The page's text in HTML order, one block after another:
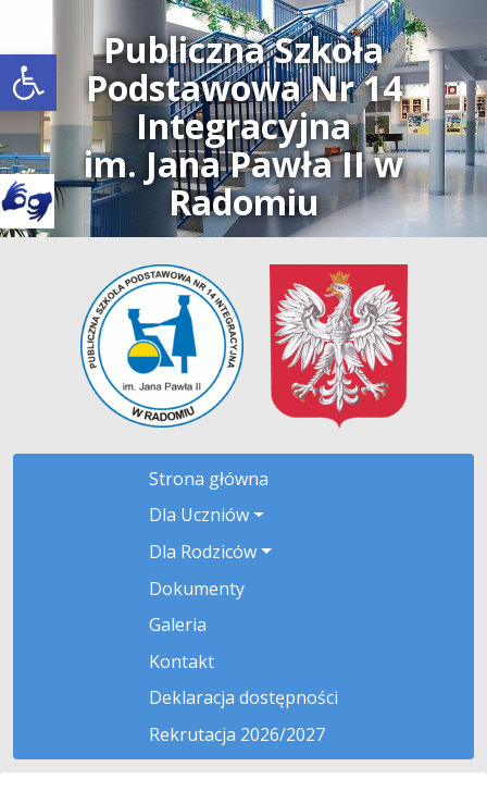
Open toolbar
Publiczna Szkoła
Podstawowa Nr 14
Integracyjna
im. Jana Pawła II w
Radomiu
Strona główna
Dla Uczniów
Dla Rodziców
Dokumenty
Galeria
Kontakt
Deklaracja dostępności
Rekrutacja 2026/2027